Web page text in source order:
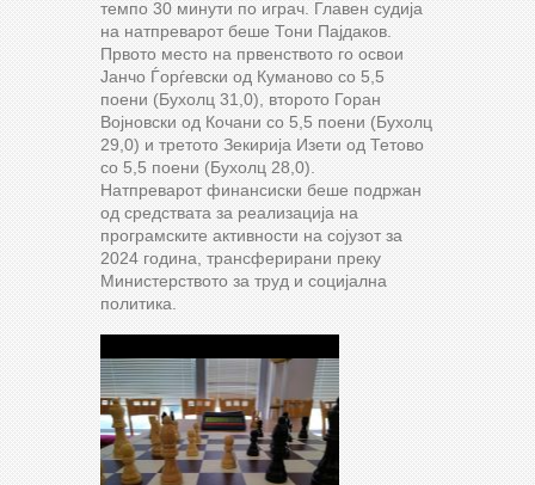
темпо 30 минути по играч. Главен судија
на натпреварот беше Тони Пајдаков.
Првото место на првенството го освои
Јанчо Ѓорѓевски од Куманово со 5,5
поени (Бухолц 31,0), второто Горан
Војновски од Кочани со 5,5 поени (Бухолц
29,0) и третото Зекирија Изети од Тетово
со 5,5 поени (Бухолц 28,0).
Натпреварот финансиски беше подржан
од средствата за реализација на
програмските активности на сојузот за
2024 година, трансферирани преку
Министерството за труд и социјална
политика.